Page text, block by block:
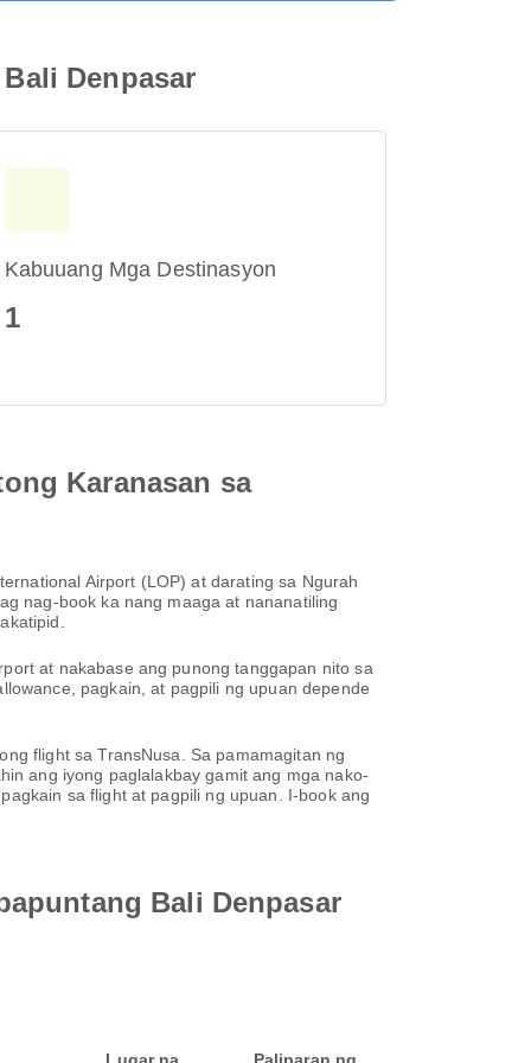
Denpasar
Kabuuang Mga Destinasyon
1
Karanasan sa
Airport (LOP) at darating sa Ngurah
nag-book ka nang maaga at nananatiling
at nakabase ang punong tanggapan nito sa
pagkain, at pagpili ng upuan depende
flight sa TransNusa. Sa pamamagitan ng
ang iyong paglalakbay gamit ang mga nako-
sa flight at pagpili ng upuan. I-book ang
Bali Denpasar